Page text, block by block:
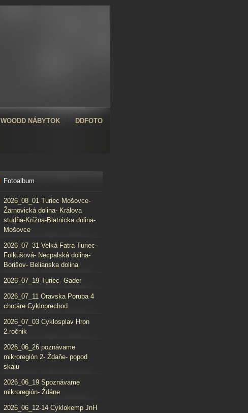
WOODD NÁBYTOK DDFOTO
Fotoalbum
2026_08_01 Turiec Mošovce-
Žarnovická dolina- Králova
studňa-Krížna-Blatnicka dolina-
Mošovce
2026_07_31 Velká Fatra Turiec-
Folkušová- Necpalská dolina-
Borišov- Belianska dolina
2026_07_19 Turiec- Gader
2026_07_11 Oravska Poruba 4
chotáre Cykloprechod
2026_07_03 Cyklosplav Hron
2.ročnik
2026_06_26 poznávame
mikroregión 2- Ždaňe- popod
skalu
2026_06_19 Spoznávame
mikroregión- Ždáne
2026_06_12-14 Cyklokemp JnH